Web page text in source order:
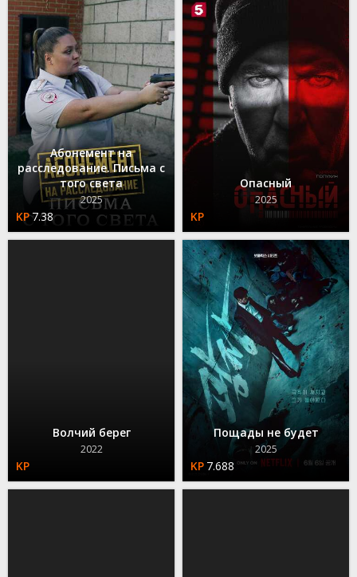
Абонемент на
расследование. Письма с
того света
2025
7.38
Опасный
2025
Волчий берег
2022
Пощады не будет
2025
7.688